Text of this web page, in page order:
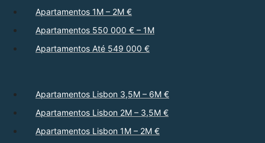
Apartamentos 1M – 2M €
Apartamentos 550 000 € – 1M
Apartamentos Até 549 000 €
Apartamentos Lisbon 3,5M – 6M €
Apartamentos Lisbon 2M – 3,5M €
Apartamentos Lisbon 1M – 2M €